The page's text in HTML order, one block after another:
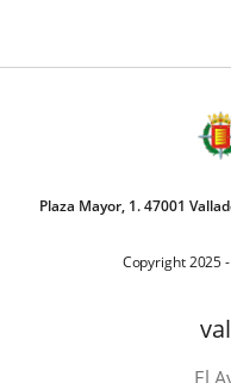
Plaza Mayor, 1. 47001
Copyright 2025